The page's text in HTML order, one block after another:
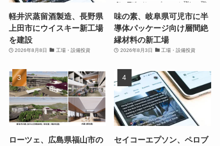
軽井沢蒸留酒製造、長野県
上田市にウイスキー新工場
を建設
2026年8月8日 工場・設備投資
味の素、岐阜県可児市に半
導体パッケージ向け層間絶
縁材料の新工場
2026年8月3日 工場・設備投資
ローツェ、広島県福山市の
セイコーエプソン、ペロブ